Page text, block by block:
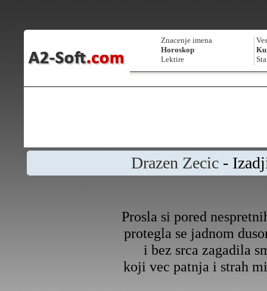
Znacenje imena
Horoskop
Lektire
Drazen Zecic-
Prosla si pored
protegla se jadnom
i bez srca zagadila
koji vec patnja i strah